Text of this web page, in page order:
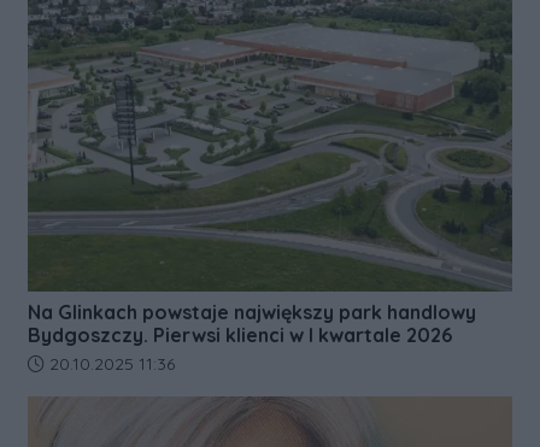
Na Glinkach powstaje największy park handlowy
Bydgoszczy. Pierwsi klienci w I kwartale 2026
Data dodania artykułu:
20.10.2025 11:36